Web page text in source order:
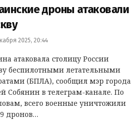
дроны атаковали
2025, 20:44
атаковала столицу России
беспилотными летательными
(БПЛА), сообщил мэр города
Собянин в телеграм-канале. По
всего военные уничтожили
дронов…